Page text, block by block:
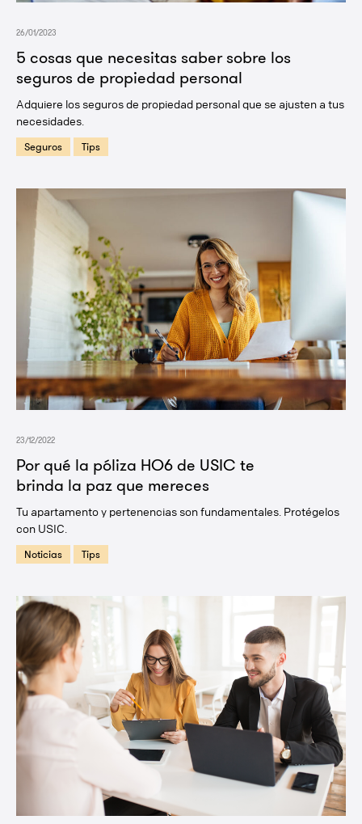
5 cosas que necesitas saber sobre los
seguros de propiedad personal
26/01/2023
Adquiere los seguros de propiedad personal que se ajusten a tus
necesidades.
Seguros Tips
Por qué la póliza HO6 de USIC te
brinda la paz que mereces
23/12/2022
Tu apartamento y pertenencias son fundamentales. Protégelos
con USIC.
Noticias Tips